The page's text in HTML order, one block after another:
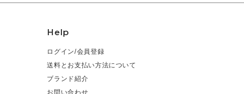
Help
ログイン/会員登録
送料とお支払い方法について
ブランド紹介
お問い合わせ